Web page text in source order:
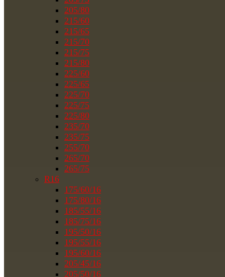
205/80
215/60
215/65
215/70
215/75
215/80
225/60
225/65
225/70
225/75
225/80
235/70
235/75
255/70
265/70
265/75
R16
175/60/16
175/80/16
185/55/16
185/75/16
195/50/16
195/55/16
195/60/16
205/45/16
205/50/16